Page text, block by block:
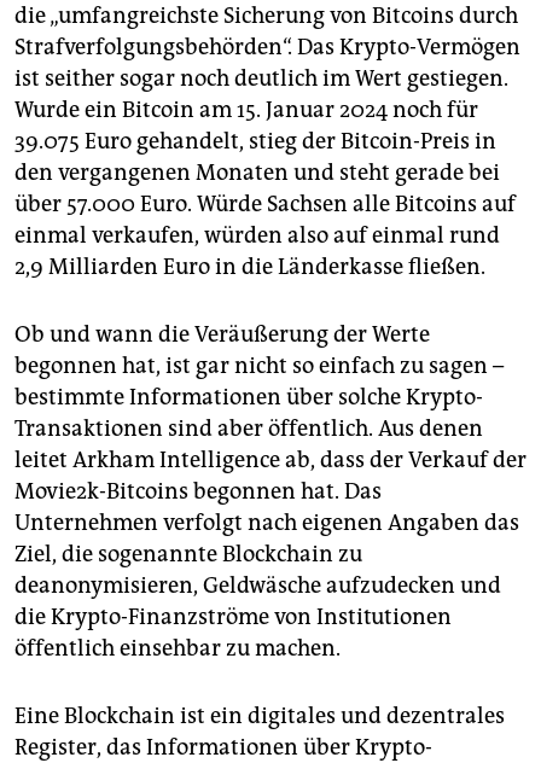
die „umfangreichste Sicherung von Bitcoins durch
Strafverfolgungsbehörden“. Das Krypto-Vermögen
ist seither sogar noch deutlich im Wert gestiegen.
Wurde ein Bitcoin am 15. Januar 2024 noch für
39.075 Euro gehandelt, stieg der Bitcoin-Preis in
den vergangenen Monaten und steht gerade bei
über 57.000 Euro. Würde Sachsen alle Bitcoins auf
einmal verkaufen, würden also auf einmal rund
2,9 Milliarden Euro in die Länderkasse fließen.
Ob und wann die Veräußerung der Werte
begonnen hat, ist gar nicht so einfach zu sagen –
bestimmte Informationen über solche Krypto-
Transaktionen sind aber öffentlich. Aus denen
leitet Arkham Intelligence ab, dass der Verkauf der
Movie2k-Bitcoins begonnen hat. Das
Unternehmen verfolgt nach eigenen Angaben das
Ziel, die sogenannte Blockchain zu
deanonymisieren, Geldwäsche aufzudecken und
die Krypto-Finanzströme von Institutionen
öffentlich einsehbar zu machen.
Eine Blockchain ist ein digitales und dezentrales
Register, das Informationen über Krypto-